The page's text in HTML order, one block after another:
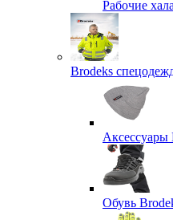
Рабочие
Brodeks
Аксессуары
Обувь